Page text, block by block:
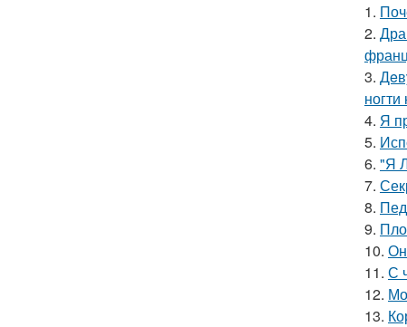
1.
2.
3.
ногти
4. Я
5.
6. "Я
7.
8.
9.
10.
11. С
12.
13.